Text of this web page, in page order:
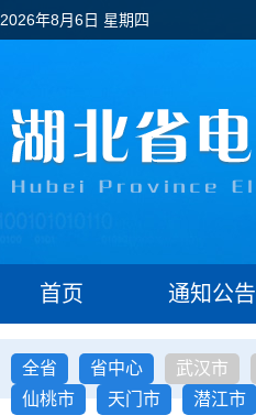
2026年8月6日 星期四
首页 通知公告
全省 省中心 武汉市
仙桃市
天门市 潜江市